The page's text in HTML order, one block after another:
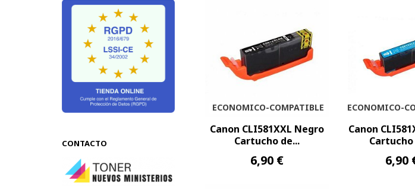
CONTACTO
ECONOMICO-COMPATIBLE
Canon CLI581XXL Negro
Cartucho de...
6,90 €
ECONOMICO-
Canon
Cartucho
6,90